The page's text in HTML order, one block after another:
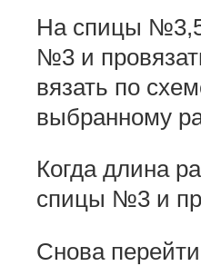
На спицы №3,5
№3 и
вязать по
выбранному
Когда длина
спицы №3 и
Снова